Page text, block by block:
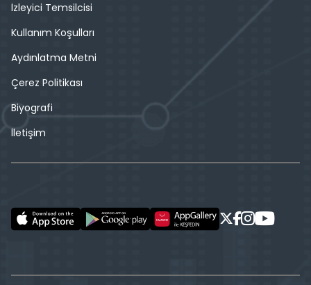
İzleyici Temsilcisi
Kullanım Koşulları
Aydınlatma Metni
Çerez Politikası
Biyografi
İletişim